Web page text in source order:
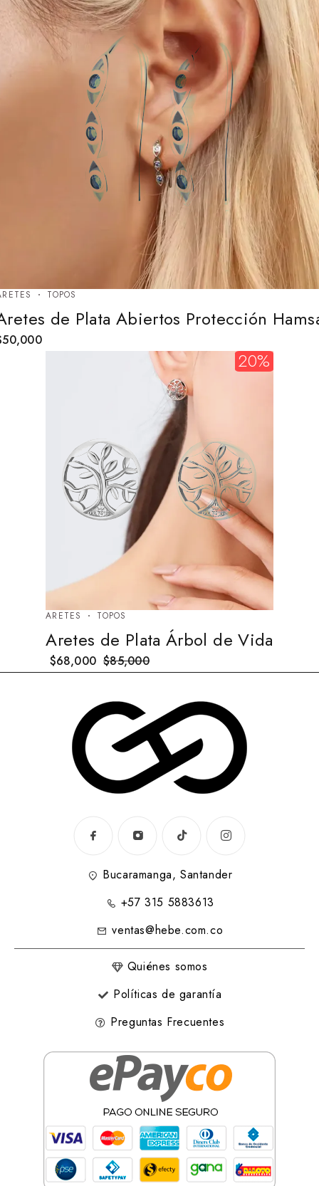
TOPOS
de Plata Abiertos Protección
50,000
20%
ARETES TOPOS
Aretes de Plata Árbol de Vida
$85,000
$68,000
Bucaramanga, Santander
+57 315 5883613
ventas@hebe.com.co
Quiénes somos
Políticas de garantía
Preguntas Frecuentes